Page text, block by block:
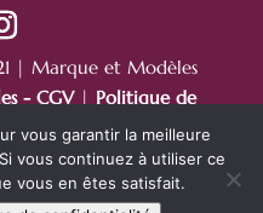
| Marque et Modèles
- CGV | Politique de
pour la santé | Drink
vous garantir la meilleure
vous continuez à utiliser ce
vous en êtes satisfait.